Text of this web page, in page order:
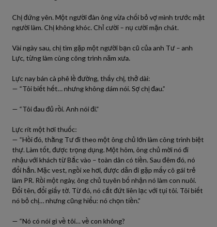
Chị đứng yên. Một người đàn ông vừa chối bỏ vợ mình trước mặt
người làm. Chị không khóc. Chỉ cười – nụ cười mặn chát.
Vài ngày sau, chị tìm gặp một người bạn cũ của anh Tư – anh
Lực, từng làm cùng công trình năm xưa.
Lực nay bán cà phê lề đường, thấy chị, thở dài:
— “Tôi biết hết… nhưng không dám nói. Sợ chị đau.”
— “Tôi đau đủ rồi. Anh nói đi.”
Lực rít một hơi thuốc:
— “Hồi đó, thằng Tư đi theo một ông chủ lớn làm công trình biệt
thự. Làm tốt, được trọng dụng. Một hôm, ông chủ mời nó đi
nhậu với khách từ Bắc vào – toàn dân có tiền. Sau đêm đó, nó
đổi hẳn. Mặc vest, ngồi xe hơi, được dẫn đi gặp mấy cô gái trẻ
làm PR. Rồi một ngày, ông chủ tuyên bố nhận nó làm con nuôi.
Đổi tên, đổi giấy tờ. Từ đó, nó cắt đứt liên lạc với tụi tôi. Tôi biết
nó bỏ chị… nhưng cũng hiểu: nó chọn tiền.”
— “Nó có nói gì về tôi… về con không?